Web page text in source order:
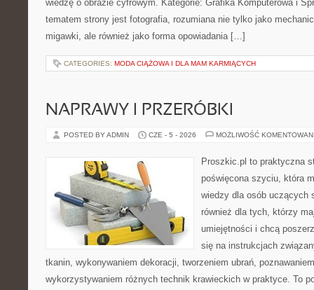
wiedzę o obrazie cyfrowym. Kategorie: Grafika Komputerowa i
tematem strony jest fotografia, rozumiana nie tylko jako
migawki, ale również jako forma opowiadania […]
CATEGORIES: MODA CIĄŻOWA I DLA MAM KARMIĄCYCH
NAPRAWY I PRZERÓBKI
POSTED BY ADMIN CZE - 5 - 2026 MOŻLIWOŚĆ
Proszkic.pl to praktyczna
poświęcona szyciu, która
wiedzy dla osób uczących
również dla tych, którzy
umiejętności i chcą
się na instrukcjach
tkanin, wykonywaniem dekoracji, tworzeniem ubrań,
wykorzystywaniem różnych technik krawieckich w praktyce. To